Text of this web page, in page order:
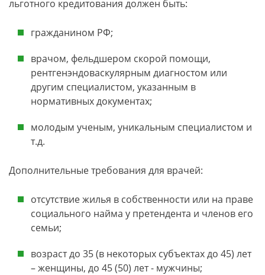
льготного кредитования должен быть:
гражданином РФ;
врачом, фельдшером скорой помощи,
рентгенэндоваскулярным диагностом или
другим специалистом, указанным в
нормативных документах;
молодым ученым, уникальным специалистом и
т.д.
Дополнительные требования для врачей:
отсутствие жилья в собственности или на праве
социального найма у претендента и членов его
семьи;
возраст до 35 (в некоторых субъектах до 45) лет
– женщины, до 45 (50) лет - мужчины;